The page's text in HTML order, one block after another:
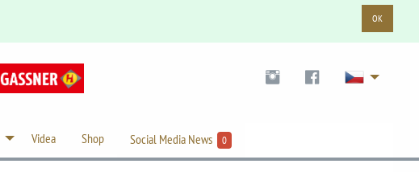
OK
Videa Shop Social Media News 0